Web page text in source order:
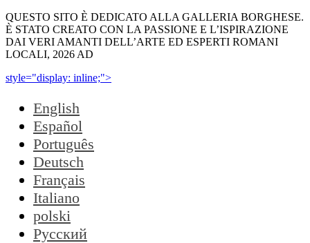
QUESTO SITO È DEDICATO ALLA GALLERIA BORGHESE.
È STATO CREATO CON LA PASSIONE E L’ISPIRAZIONE
DAI VERI AMANTI DELL’ARTE ED ESPERTI ROMANI
LOCALI, 2026 AD
style="display: inline;">
English
Español
Português
Deutsch
Français
Italiano
polski
Русский